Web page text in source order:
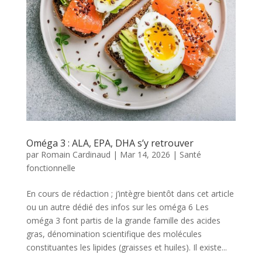
Oméga 3 : ALA, EPA, DHA s’y retrouver
par Romain Cardinaud | Mar 14, 2026 | Santé
fonctionnelle
En cours de rédaction ; j’intègre bientôt dans cet article
ou un autre dédié des infos sur les oméga 6 Les
oméga 3 font partis de la grande famille des acides
gras, dénomination scientifique des molécules
constituantes les lipides (graisses et huiles). Il existe...